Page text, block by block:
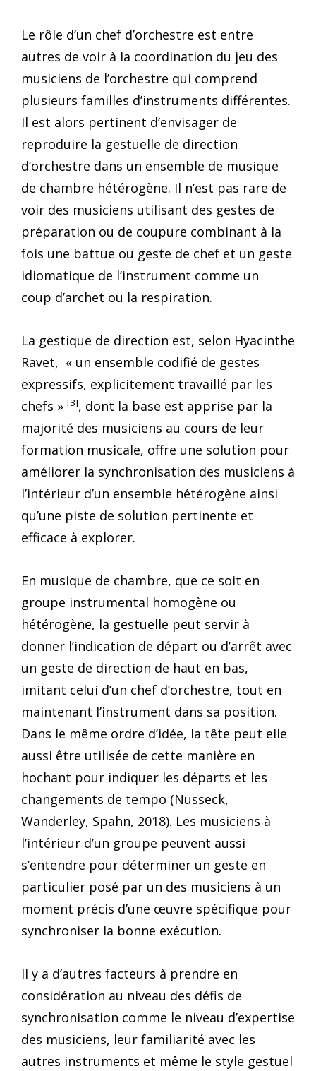
Le rôle d’un chef d’orchestre est entre
autres de voir à la coordination du jeu des
musiciens de l’orchestre qui comprend
plusieurs familles d’instruments différentes.
Il est alors pertinent d’envisager de
reproduire la gestuelle de direction
d’orchestre dans un ensemble de musique
de chambre hétérogène. Il n’est pas rare de
voir des musiciens utilisant des gestes de
préparation ou de coupure combinant à la
fois une battue ou geste de chef et un geste
idiomatique de l’instrument comme un
coup d’archet ou la respiration.
La gestique de direction est, selon Hyacinthe
Ravet, « un ensemble codifié de gestes
expressifs, explicitement travaillé par les
chefs » [3], dont la base est apprise par la
majorité des musiciens au cours de leur
formation musicale, offre une solution pour
améliorer la synchronisation des musiciens à
l’intérieur d’un ensemble hétérogène ainsi
qu’une piste de solution pertinente et
efficace à explorer.
En musique de chambre, que ce soit en
groupe instrumental homogène ou
hétérogène, la gestuelle peut servir à
donner l’indication de départ ou d’arrêt avec
un geste de direction de haut en bas,
imitant celui d’un chef d’orchestre, tout en
maintenant l’instrument dans sa position.
Dans le même ordre d’idée, la tête peut elle
aussi être utilisée de cette manière en
hochant pour indiquer les départs et les
changements de tempo (Nusseck,
Wanderley, Spahn, 2018). Les musiciens à
l’intérieur d’un groupe peuvent aussi
s’entendre pour déterminer un geste en
particulier posé par un des musiciens à un
moment précis d’une œuvre spécifique pour
synchroniser la bonne exécution.
Il y a d’autres facteurs à prendre en
considération au niveau des défis de
synchronisation comme le niveau d’expertise
des musiciens, leur familiarité avec les
autres instruments et même le style gestuel